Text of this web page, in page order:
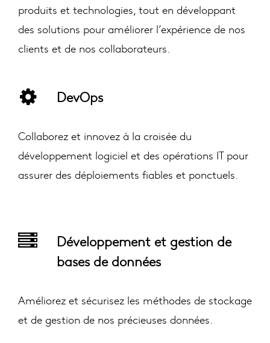
produits et technologies, tout en développant
des solutions pour améliorer l’expérience de nos
clients et de nos collaborateurs.
DevOps
Collaborez et innovez à la croisée du
développement logiciel et des opérations IT pour
assurer des déploiements fiables et ponctuels.
Développement et gestion de
bases de données
Améliorez et sécurisez les méthodes de stockage
et de gestion de nos précieuses données.